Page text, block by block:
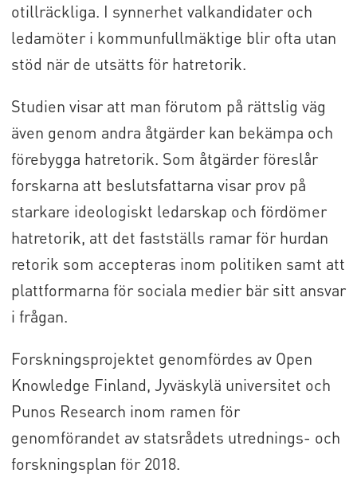
otillräckliga. I synnerhet valkandidater och
ledamöter i kommunfullmäktige blir ofta utan
stöd när de utsätts för hatretorik.
Studien visar att man förutom på rättslig väg
även genom andra åtgärder kan bekämpa och
förebygga hatretorik. Som åtgärder föreslår
forskarna att beslutsfattarna visar prov på
starkare ideologiskt ledarskap och fördömer
hatretorik, att det fastställs ramar för hurdan
retorik som accepteras inom politiken samt att
plattformarna för sociala medier bär sitt ansvar
i frågan.
Forskningsprojektet genomfördes av Open
Knowledge Finland, Jyväskylä universitet och
Punos Research inom ramen för
genomförandet av statsrådets utrednings- och
forskningsplan för 2018.